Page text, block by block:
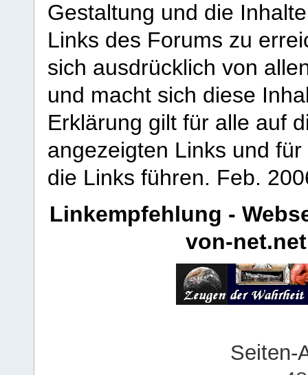
Gestaltung und die
Links des Forums zu
sich ausdrücklich von
und macht sich diese
Erklärung gilt für alle auf
angezeigten Links und
die Links führen. Feb.
Linkempfehlung -
von-net.net
Seiten-